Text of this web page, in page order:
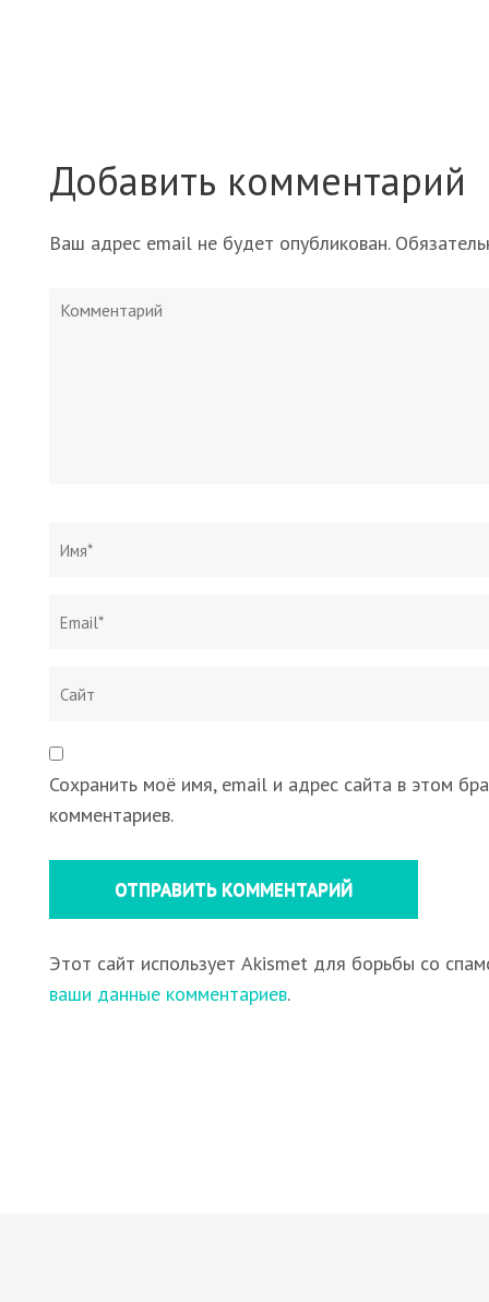
Добавить комментарий
Ваш адрес email не будет опубликован.
Комментарий
Сохранить моё имя, email и адрес сайта в этом
комментариев.
Этот сайт использует Akismet для борьбы со
ваши данные комментариев.